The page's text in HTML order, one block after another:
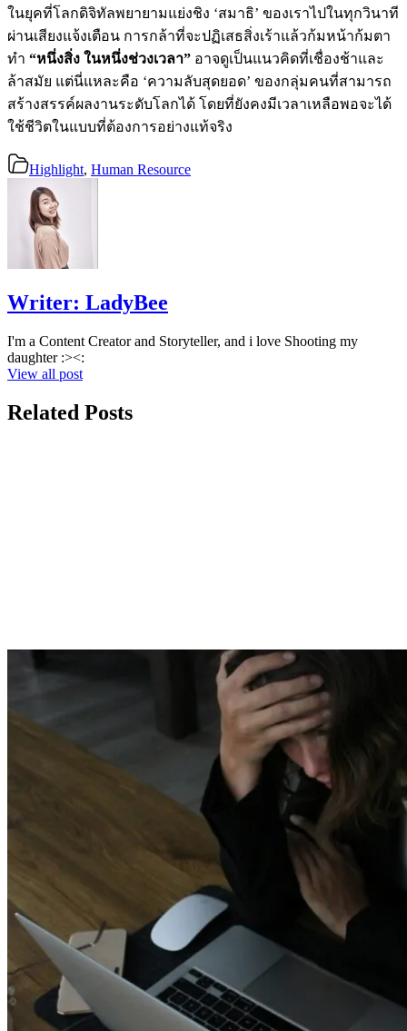
ในยุคที่โลกดิจิทัลพยายามแย่งชิง ‘สมาธิ’ ของเราไปในทุกวินาที
ผ่านเสียงแจ้งเตือน การกล้าที่จะปฏิเสธสิ่งเร้าแล้วก้มหน้าก้มตา
ทำ “หนึ่งสิ่ง ในหนึ่งช่วงเวลา” อาจดูเป็นแนวคิดที่เชื่องช้าและ
ล้าสมัย แต่นี่แหละคือ ‘ความลับสุดยอด’ ของกลุ่มคนที่สามารถ
สร้างสรรค์ผลงานระดับโลกได้ โดยที่ยังคงมีเวลาเหลือพอจะได้
ใช้ชีวิตในแบบที่ต้องการอย่างแท้จริง
Highlight, Human Resource
Writer: LadyBee
I'm a Content Creator and Storyteller, and i love Shooting my
daughter :><:
View all post
Related Posts